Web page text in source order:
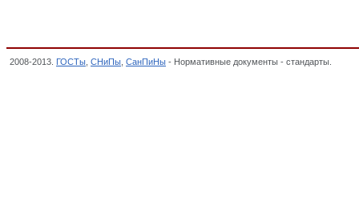
2008-2013. ГОСТы СНиПы СанПиНы - Нормативные документы - стандарты.